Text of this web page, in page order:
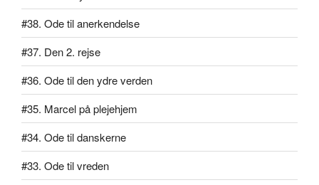
#38. Ode til anerkendelse
#37. Den 2. rejse
#36. Ode til den ydre verden
#35. Marcel på plejehjem
#34. Ode til danskerne
#33. Ode til vreden